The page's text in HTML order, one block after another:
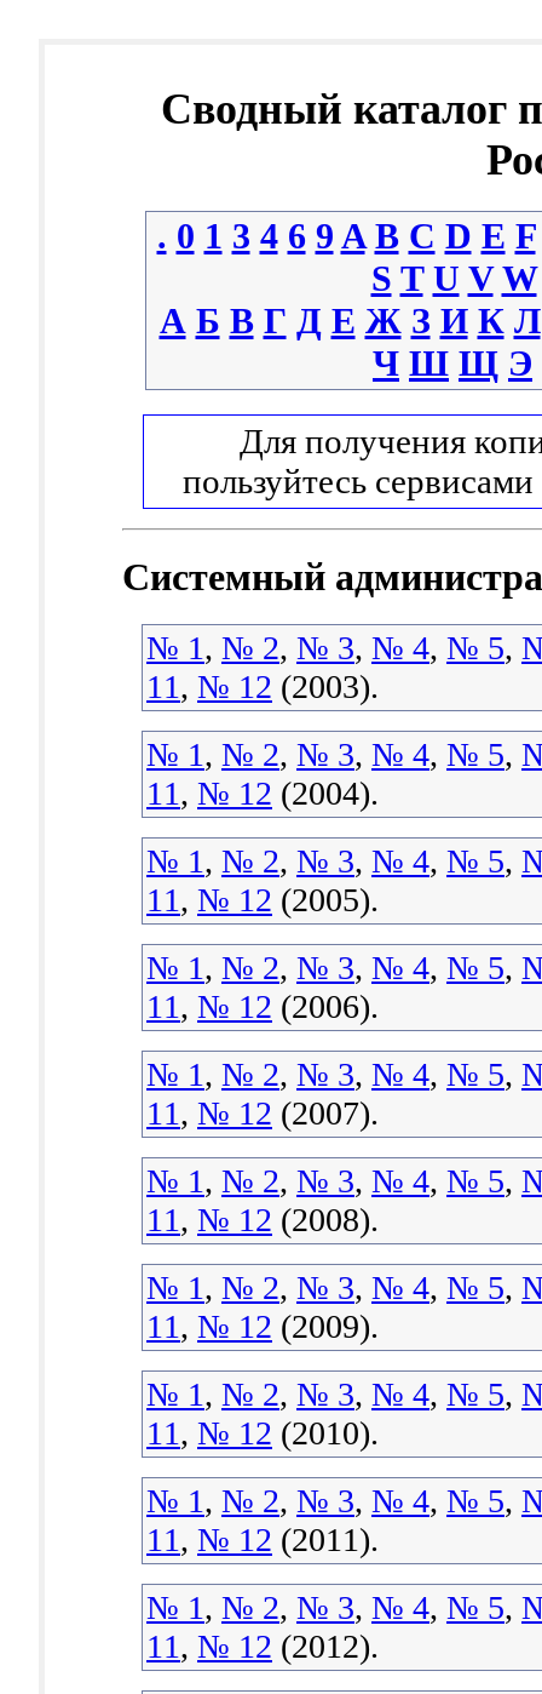
Сводный каталог
. 0 1 3 4 6 9 A B C D E F
S T U V W
А Б В Г Д Е Ж З И К Л
Ч Ш Щ Э
Для получения
пользуйтесь сервисами
Системный
№ 1, № 2, № 3, № 4, № 5,
11, № 12 (2003).
№ 1, № 2, № 3, № 4, № 5,
11, № 12 (2004).
№ 1, № 2, № 3, № 4, № 5,
11, № 12 (2005).
№ 1, № 2, № 3, № 4, № 5,
11, № 12 (2006).
№ 1, № 2, № 3, № 4, № 5,
11, № 12 (2007).
№ 1, № 2, № 3, № 4, № 5,
11, № 12 (2008).
№ 1, № 2, № 3, № 4, № 5,
11, № 12 (2009).
№ 1, № 2, № 3, № 4, № 5,
11, № 12 (2010).
№ 1, № 2, № 3, № 4, № 5,
11, № 12 (2011).
№ 1, № 2, № 3, № 4, № 5,
11, № 12 (2012).